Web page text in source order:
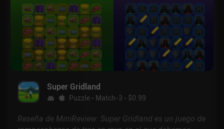
Super Gridland
Puzzle Match-3 $0.99
Reseña de MiniReview: Super Gridland es un juego de